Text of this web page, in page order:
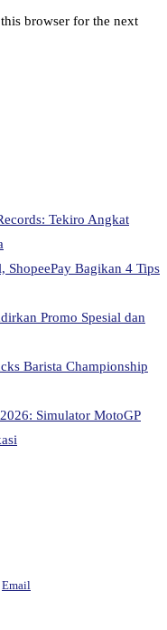
browser for the next
Tekiro Angkat
ShopeePay Bagikan 4 Tips
Promo Spesial dan
Barista Championship
Simulator MotoGP
Email